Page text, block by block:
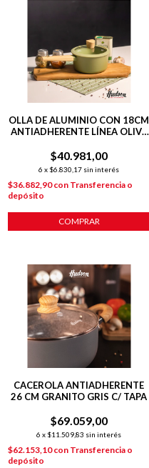
OLLA DE ALUMINIO CON 18CM
ANTIADHERENTE LÍNEA OLIVE
$40.981,00
6 x $6.830,17 sin interés
$36.882,90con Transferencia o
depósito
COMPRAR
CACEROLA ANTIADHERENTE
26 CM GRANITO GRIS C/ TAPA
$69.059,00
6 x $11.509,83 sin interés
$62.153,10con Transferencia o
depósito